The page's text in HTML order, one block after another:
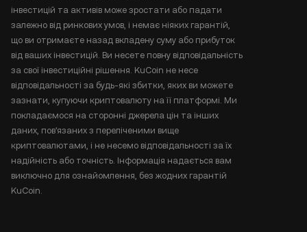
інвестицій та активів може зростати або падати
залежно від ринкових умов, і немає ніяких гарантій,
що ви отримаєте назад вкладену суму або прибуток
від ваших інвестицій. Ви несете повну відповідальність
за свої інвестиційні рішення. KuCoin не несе
відповідальності за будь-які збитки, яких ви можете
зазнати, купуючи криптовалюту на її платформі. Ми
покладаємося на сторонні джерела цін та інших
даних, пов'язаних з переліченими вище
криптовалютами, і не несемо відповідальності за їх
надійність або точність. Інформація надається вам
виключно для ознайомлення, без жодних гарантій
KuCoin.